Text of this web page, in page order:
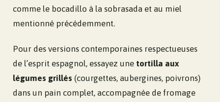
comme le bocadillo à la sobrasada et au miel
mentionné précédemment.
Pour des versions contemporaines respectueuses
de l’esprit espagnol, essayez une tortilla aux
légumes grillés (courgettes, aubergines, poivrons)
dans un pain complet, accompagnée de fromage